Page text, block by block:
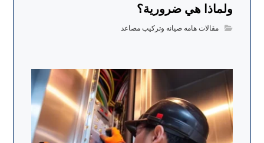
ولماذا هي ضرورية؟
مقالات هامه صيانه وتركيب مصاعد